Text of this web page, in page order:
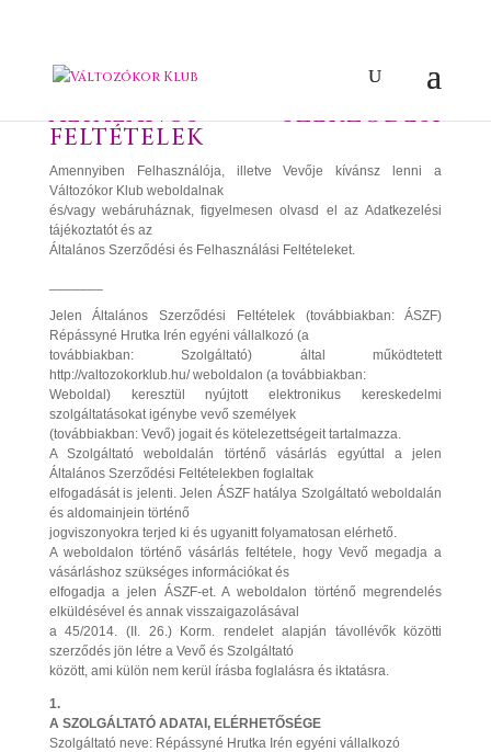
ÁLTALÁNOS SZERZŐDÉSI
FELTÉTELEK
Amennyiben Felhasználója, illetve Vevője kívánsz lenni a
Változókor Klub weboldalnak
és/vagy webáruháznak, figyelmesen olvasd el az Adatkezelési
tájékoztatót és az
Általános Szerződési és Felhasználási Feltételeket.
Jelen Általános Szerződési Feltételek (továbbiakban: ÁSZF)
Répássyné Hrutka Irén egyéni vállalkozó (a
továbbiakban: Szolgáltató) által működtetett
http://valtozokorklub.hu/ weboldalon (a továbbiakban:
Weboldal) keresztül nyújtott elektronikus kereskedelmi
szolgáltatásokat igénybe vevő személyek
(továbbiakban: Vevő) jogait és kötelezettségeit tartalmazza.
A Szolgáltató weboldalán történő vásárlás egyúttal a jelen
Általános Szerződési Feltételekben foglaltak
elfogadását is jelenti. Jelen ÁSZF hatálya Szolgáltató weboldalán
és aldomainjein történő
jogviszonyokra terjed ki és ugyanitt folyamatosan elérhető.
A weboldalon történő vásárlás feltétele, hogy Vevő megadja a
vásárláshoz szükséges információkat és
elfogadja a jelen ÁSZF-et. A weboldalon történő megrendelés
elküldésével és annak visszaigazolásával
a 45/2014. (II. 26.) Korm. rendelet alapján távollévők közötti
szerződés jön létre a Vevő és Szolgáltató
között, ami külön nem kerül írásba foglalásra és iktatásra.
1.
A SZOLGÁLTATÓ ADATAI, ELÉRHETŐSÉGE
Szolgáltató neve: Répássyné Hrutka Irén egyéni vállalkozó